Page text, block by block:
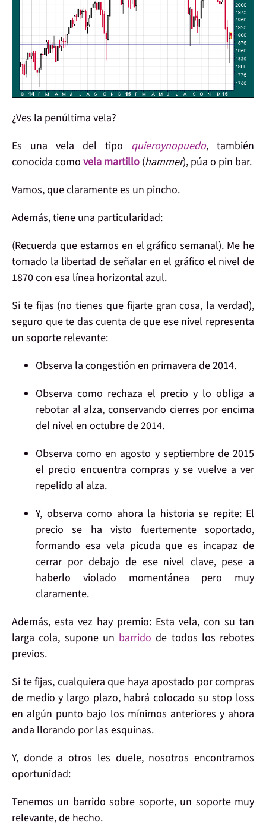
¿Ves la penúltima vela?
Es una vela del tipo quieroynopuedo, también
conocida como vela martillo (hammer), púa o pin bar.
Vamos, que claramentees un pincho.
Además, tiene una particularidad:
(Recuerda que estamos en el gráfico semanal). Me he
tomado la libertad de señalaren el gráfico el nivel de
1870 con esa línea horizontal azul.
Si te fijas (no tienes que fijarte gran cosa, la verdad),
seguro que te das cuenta de que ese nivel representa
un soporte relevante:
Observa la congestión en primavera de 2014.
Observa como rechaza el precio y lo obliga a
rebotar al alza, conservando cierres por encima
del nivel en octubre de 2014.
Observa como en agosto y septiembre de 2015
el precio encuentra compras y se vuelve a ver
repelido al alza.
Y, observa como ahora la historia se repite:El
precio se ha visto fuertemente soportado,
formando esa vela picuda que es incapaz de
cerrar por debajo de ese nivel clave, pese a
haberlo violado momentánea pero muy
claramente.
Además, esta vez hay premio: Esta vela, con su tan
larga cola, supone un barrido de todos los rebotes
previos.
Si te fijas, cualquiera que haya apostado por compras
de medio y largo plazo,habrá colocado su stop loss
en algún punto bajo los mínimos anteriores y ahora
anda llorando por las esquinas.
Y, donde a otros les duele, nosotros encontramos
oportunidad:
Tenemos un barrido sobre soporte, un soporte muy
relevante, de hecho.